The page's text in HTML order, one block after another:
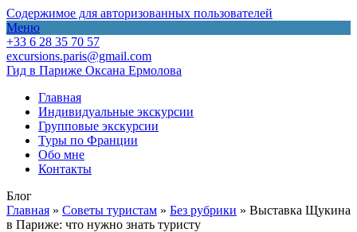
Содержимое для авторизованных пользователей
Меню
+33 6 28 35 70 57
excursions.paris@gmail.com
Гид в Париже Оксана Ермолова
Главная
Индивидуальные экскурсии
Групповые экскурсии
Туры по Франции
Обо мне
Контакты
Блог
Главная » Советы туристам » Без рубрики » Выставка Щукина
в Париже: что нужно знать туристу